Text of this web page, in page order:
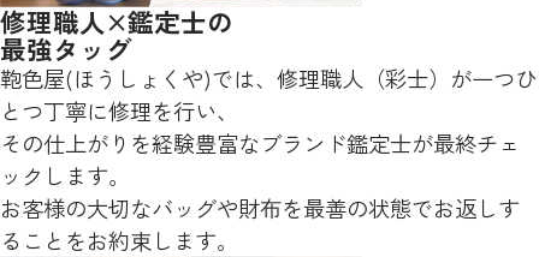
修理職人×鑑定士の
最強タッグ
鞄色屋(ほうしょくや)では、修理職人（彩士）が一つひ
とつ丁寧に修理を行い、
その仕上がりを経験豊富なブランド鑑定士が最終チェ
ックします。
お客様の大切なバッグや財布を最善の状態でお返しす
ることをお約束します。